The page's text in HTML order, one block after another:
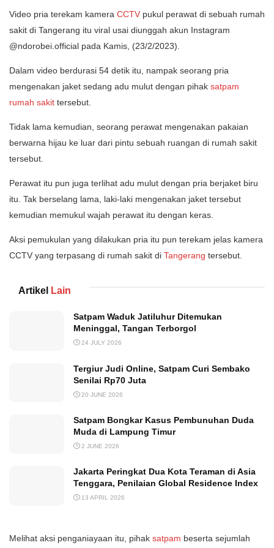
Video pria terekam kamera CCTV pukul perawat di sebuah rumah
sakit di Tangerang itu viral usai diunggah akun Instagram
@ndorobei.official pada Kamis, (23/2/2023).
Dalam video berdurasi 54 detik itu, nampak seorang pria
mengenakan jaket sedang adu mulut dengan pihak satpam
rumah sakit tersebut.
Tidak lama kemudian, seorang perawat mengenakan pakaian
berwarna hijau ke luar dari pintu sebuah ruangan di rumah sakit
tersebut.
Perawat itu pun juga terlihat adu mulut dengan pria berjaket biru
itu. Tak berselang lama, laki-laki mengenakan jaket tersebut
kemudian memukul wajah perawat itu dengan keras.
Aksi pemukulan yang dilakukan pria itu pun terekam jelas kamera
CCTV yang terpasang di rumah sakit di Tangerang tersebut.
Artikel Lain
Satpam Waduk Jatiluhur Ditemukan
Meninggal, Tangan Terborgol
24 JULY 2026
Tergiur Judi Online, Satpam Curi Sembako
Senilai Rp70 Juta
20 JUNE 2026
Satpam Bongkar Kasus Pembunuhan Duda
Muda di Lampung Timur
2 JUNE 2026
Jakarta Peringkat Dua Kota Teraman di Asia
Tenggara, Penilaian Global Residence Index
13 APRIL 2026
Melihat aksi penganiayaan itu, pihak satpam beserta sejumlah